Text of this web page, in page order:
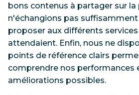
bons contenus à partager sur
n'échangions pas
proposer aux différents
attendaient. Enfin, nous ne
points de référence clairs
comprendre nos performances
améliorations possibles.